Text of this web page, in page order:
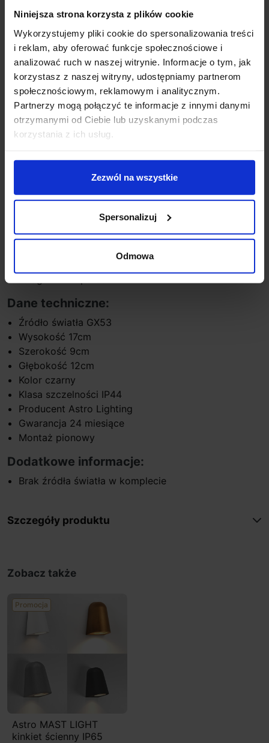
Niniejsza strona korzysta z plików cookie
Wykorzystujemy pliki cookie do spersonalizowania treści
i reklam, aby oferować funkcje społecznościowe i
analizować ruch w naszej witrynie. Informacje o tym, jak
korzystasz z naszej witryny, udostępniamy partnerom
społecznościowym, reklamowym i analitycznym.
Partnerzy mogą połączyć te informacje z innymi danymi
otrzymanymi od Ciebie lub uzyskanymi podczas
korzystania z ich usług.
Zezwól na wszystkie
Spersonalizuj
Odmowa
Zapytaj o produkt
Opis
Astro Soprano 1131004
zewnętrznego. Kinkiet wykonany z aluminium oraz
białego szkła rozpraszającego światło. Przystosowany
do żarówek GX53 o max mocy 9W (brak w zestawie).
kołków. Nowoczesny styl i wysoka jakość produktu
sprawiają, że doskonale nadaje się do oświetlenia
nowocześnie zaaranżowanych przestrzeni wokół
Dane techniczne:
Źródło światła GX53
Wysokość 17cm
Szerokość 9cm
Głębokość 12cm
Kolor czarny
Klasa szczelności IP44
Producent Astro Lighting
Gwarancja 24 miesiące
Montaż pionowy
Dodatkowe informacje:
Brak źródła światła w komplecie
Szczegóły produktu
Zobacz także
Promocja
Astro MAST LIGHT
kinkiet ścienny IP65